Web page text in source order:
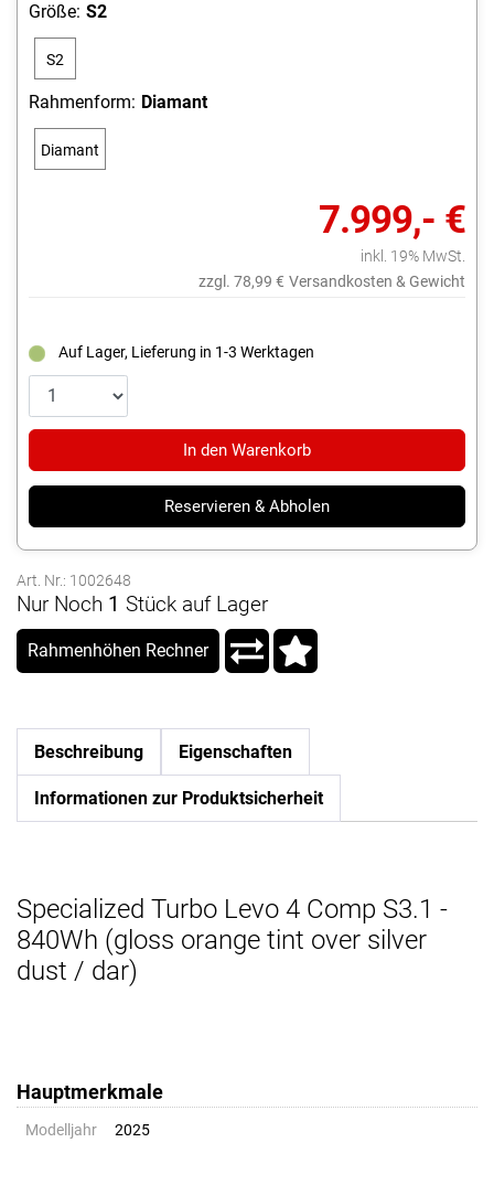
7.999,- €
inkl. 19% MwSt.
zzgl. 78,99 € Versandkosten & Gewicht
over
silver
dar
Größe: S2
S2
Rahmenform: Diamant
Diamant
Auf Lager, Lieferung in 1-3 Werktagen
In den Warenkorb
Reservieren & Abholen
Art. Nr.: 1002648
Nur Noch 1 Stück auf Lager
Rahmenhöhen Rechner
Beschreibung Eigenschaften
Informationen zur Produktsicherheit
Specialized Turbo Levo 4 Comp S3.1 -
840Wh (gloss orange tint over silver
dust / dar)
Hauptmerkmale
Modelljahr 2025